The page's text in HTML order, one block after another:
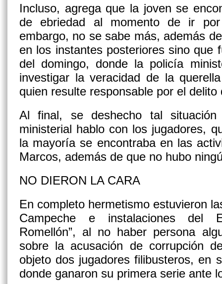
Incluso, agrega que la joven se
de ebriedad al momento de ir
embargo, no se sabe más, además
en los instantes posteriores sino que
del domingo, donde la policía
investigar la veracidad de la
quien resulte responsable por el
Al final, se deshecho tal
ministerial hablo con los jugadores,
la mayoría se encontraba en las
Marcos, además de que no hubo
NO DIERON LA CARA
En completo hermetismo estuvieron
Campeche e instalaciones del
Romellón”, al no haber persona
sobre la acusación de corrupción
objeto dos jugadores filibusteros, en
donde ganaron su primera serie ante